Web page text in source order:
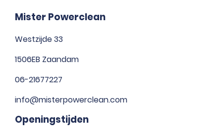
Mister Powerclean
Westzijde 33
1506EB Zaandam
06-21677227
info@misterpowerclean.com
Openingstijden